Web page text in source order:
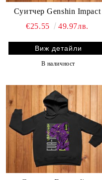
Суитчер Genshin Impact
€25.55
49.97лв.
Виж детайли
В наличност